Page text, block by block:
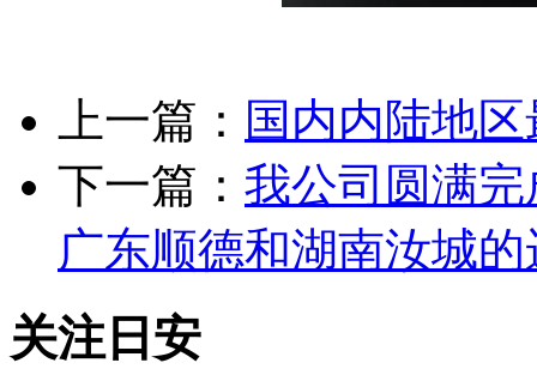
上一篇： 国内内陆地
下一篇： 我公司圆满
广东顺德和湖南汝城
关注日安